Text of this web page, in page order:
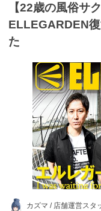
【22歳の風俗サ
ELLEGARDEN
た
カズマ / 店舗運営スタ